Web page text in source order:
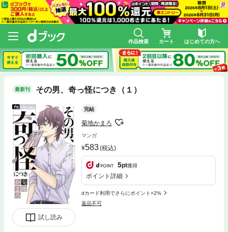
作品検索 カート はじめての方へ
最新刊 その男、奇っ怪につき（１）
試し読み
完結
菊地かまろ
マンガ
583(税込)
5pt獲得
ポイント詳細
dカード利用でさらにポイント+2%
返品不可